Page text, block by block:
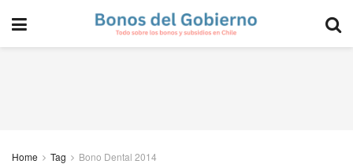
Home Tag Bono Dental 2014